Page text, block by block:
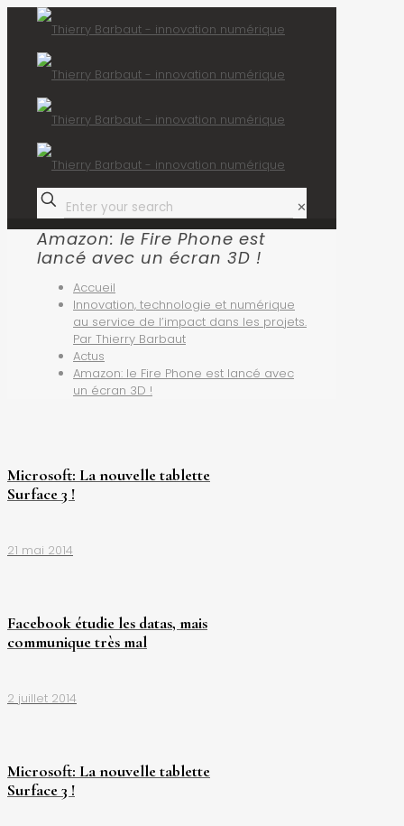
✕
Amazon: le Fire Phone est
lancé avec un écran 3D !
Accueil
Innovation, technologie et numérique
au service de l’impact dans les projets.
Par Thierry Barbaut
Actus
Amazon: le Fire Phone est lancé avec
un écran 3D !
Microsoft: La nouvelle tablette
Surface 3 !
21 mai 2014
Facebook étudie les datas, mais
communique très mal
2 juillet 2014
Microsoft: La nouvelle tablette
Surface 3 !